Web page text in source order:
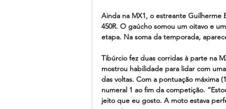
Ainda na MX1, o estreante Guilherme
450R. O gaúcho somou um oitavo e
etapa. Na soma da temporada,
Tibúrcio fez duas corridas à parte na
mostrou habilidade para lidar com
das voltas. Com a pontuação máxima
numeral 1 ao fim da competição.
jeito que eu gosto. A moto estava